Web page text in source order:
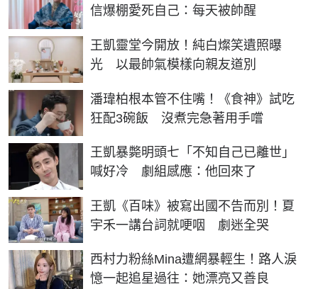
信爆棚愛死自己：每天被帥醒
王凱靈堂今開放！純白燦笑遺照曝
光 以最帥氣模樣向親友道別
潘瑋柏根本管不住嘴！《食神》試吃
狂配3碗飯 沒煮完急著用手嚐
王凱暴斃明頭七「不知自己已離世」
喊好冷 劇組感應：他回來了
王凱《百味》被寫出國不告而別！夏
宇禾一講台詞就哽咽 劇迷全哭
西村力粉絲Mina遭網暴輕生！路人淚
憶一起追星過往：她漂亮又善良